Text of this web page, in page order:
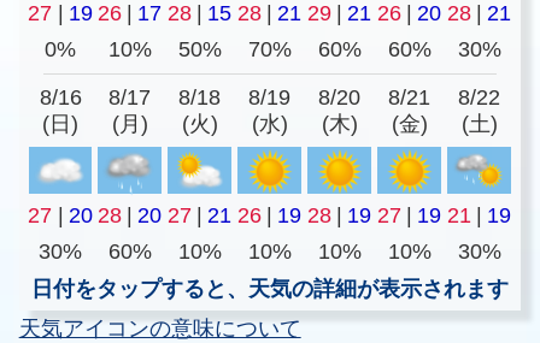
27 19 26 17 28 15 28 21 29 21 26 20 28
21
0%
10% 50% 70% 60% 60% 30%
8/16
(日)
8/17
(月)
8/18
(火)
8/19
(水)
8/20
(木)
8/21
(金)
8/22
(土)
27 20 28 20 27 21 26 19 28 19 27 19 21
19
30%
60% 10% 10% 10% 10%
30%
日付をタップすると、天気の詳細が表示されます
天気アイコンの意味について